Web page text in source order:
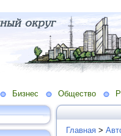
Бизнес Общество
Главная >